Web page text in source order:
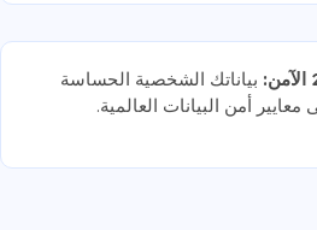
بياناتك الشخصية الحساسة
أمن البيانات العالمية.